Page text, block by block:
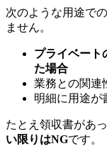
次のような用途で
ません。
プライベート
た場合
業務との関連
明細に用途が
たとえ領収書があっ
い限りはNGです。